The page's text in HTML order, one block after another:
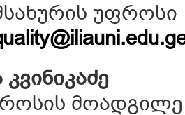
უფროსი
კვინიკაძე
მოადგილე